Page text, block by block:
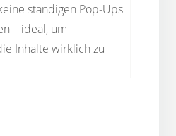
ständigen Pop-Ups
– ideal, um
Inhalte wirklich zu